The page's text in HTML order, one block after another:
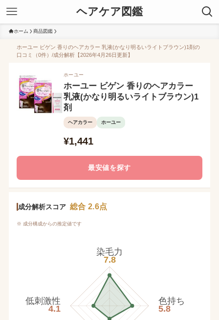
ヘアケア図鑑
ホーム 商品図鑑
ホーユー ビゲン 香りのヘアカラー 乳液(かなり明るいライトブラウン)1剤の
口コミ（0件）/成分解析【2026年4月26日更新】
ホーユー
ホーユー ビゲン 香りのヘアカラー
乳液(かなり明るいライトブラウン)1
剤
ヘアカラー ホーユー
¥1,441
最安値を探す
成分解析スコア 総合 2.6点
※ 成分構成からの推定値です
染毛力
7.8
色持ち
5.8
低刺激性
4.1